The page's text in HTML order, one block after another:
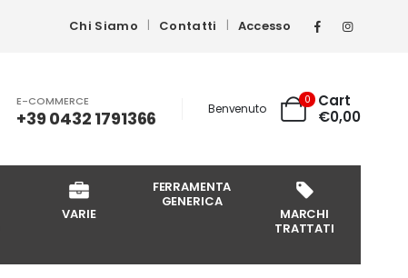
Chi Siamo Contatti Accesso
E-COMMERCE
+39 0432 1791366 Benvenuto
0
Cart
€0,00
VARIE
FERRAMENTA
GENERICA
MARCHI
TRATTATI